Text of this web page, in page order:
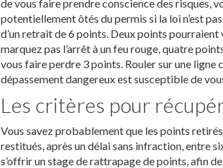
de vous faire prendre conscience des risques,
potentiellement ôtés du permis si la loi n’est
d’un retrait de 6 points. Deux points pourraient
marquez pas l’arrêt à un feu rouge, quatre
vous faire perdre 3 points. Rouler sur une
dépassement dangereux est susceptible de
Les critères pour
Vous savez probablement que les points
restitués, après un délai sans infraction, entre
s’offrir un stage de rattrapage de points, afin